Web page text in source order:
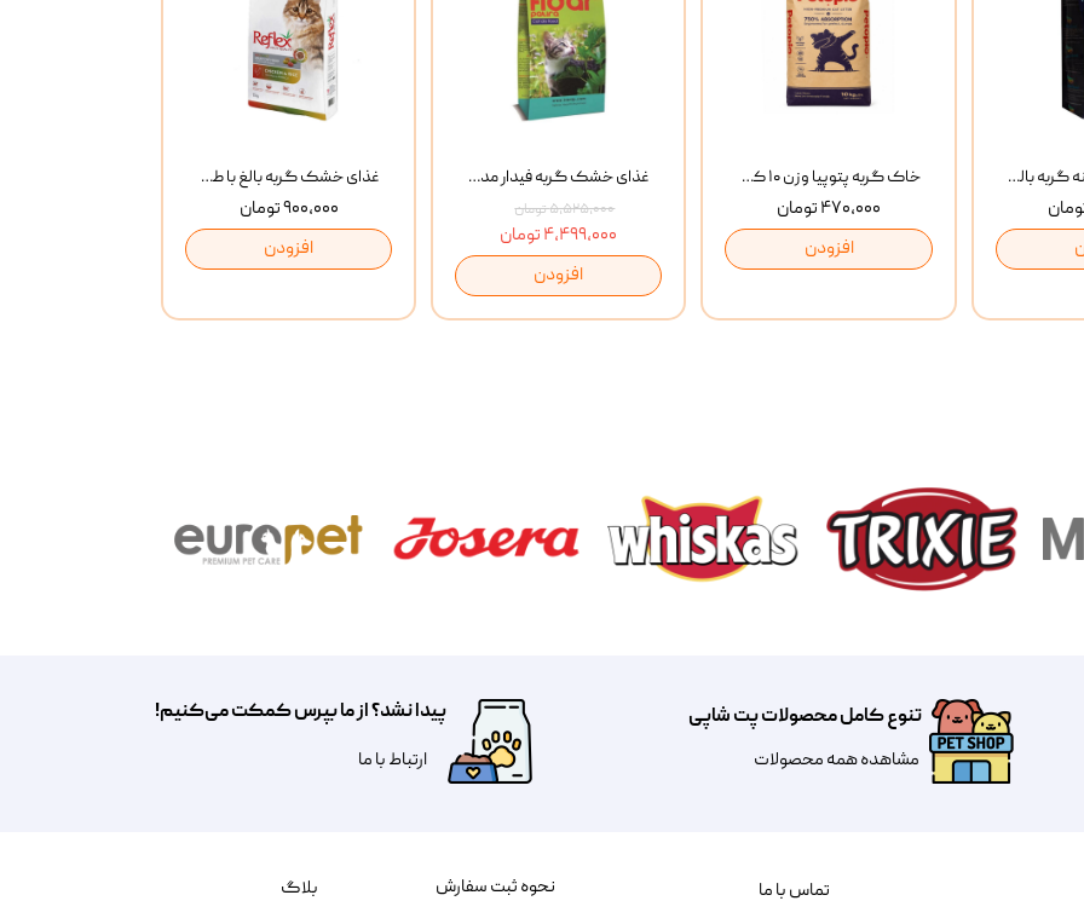
غذای خشک گربه بالغ با طعم مرغ و برنج رفلکس Reflex Multi Color Chicken And Rice وزن 1 کیلوگرم
۹۰۰,۰۰۰ تومان
افزودن
غذای خشک گربه فیدار مدل Adult وزن 10 کیلوگرم
۵,۵۲۵,۰۰۰ تومان
۴,۴۹۹,۰۰۰ تومان
افزودن
خاک گربه پتوپیا وزن ۱۰ کیلوگرم
۴۷۰,۰۰۰ تومان
افزودن
غذای خشک روزانه گربه بالغ مفید MoFeed Adult Daily Cat Food وزن 2 کیلوگرم
تنوع کامل محصولات پت شاپی
مشاهده همه محصولات
پیدا نشد؟ از ما بپرس کمکت می‌کنیم!
​​​ارتباط با ما
نحوه ثبت سفارش تماس با ما
بلاگ